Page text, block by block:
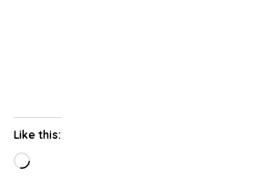
Like this:
Loading…